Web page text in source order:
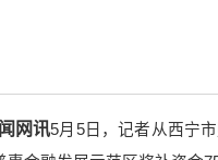
网讯5月5日，记者从西宁